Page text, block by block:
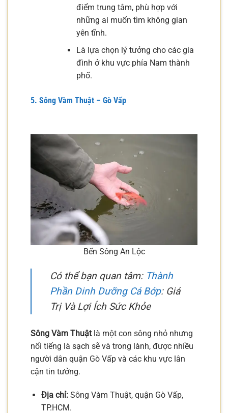
điểm trung tâm, phù hợp với
những ai muốn tìm không gian
yên tĩnh.
Là lựa chọn lý tưởng cho các gia
đình ở khu vực phía Nam thành
phố.
5. Sông Vàm Thuật – Gò Vấp
Bến Sông An Lộc
Có thể bạn quan tâm: Thành
Phần Dinh Dưỡng Cá Bớp: Giá
Trị Và Lợi Ích Sức Khỏe
Sông Vàm Thuậtlà một con sông nhỏ nhưng
nổi tiếng là sạch sẽ và trong lành, được nhiều
người dân quận Gò Vấp và các khu vực lân
cận tin tưởng.
Địa chỉ:Sông Vàm Thuật, quận Gò Vấp,
TP.HCM.